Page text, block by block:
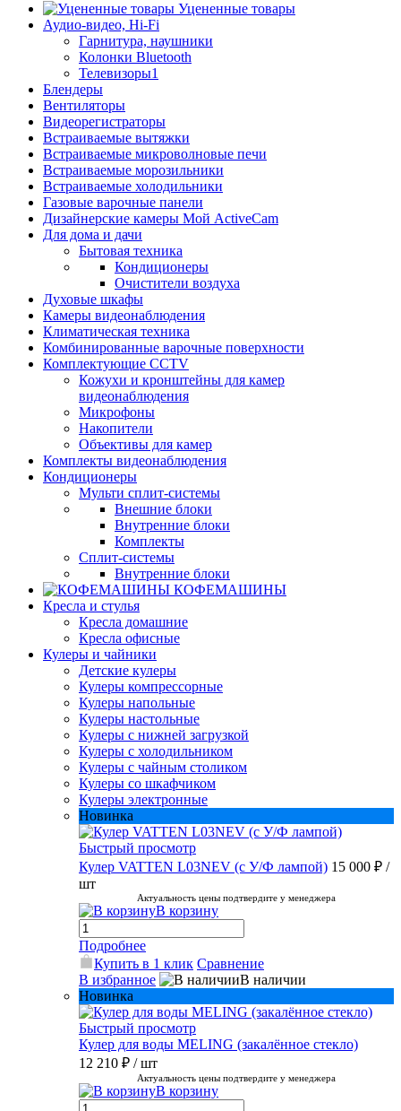
Уцененные товары
Аудио-видео, Hi-Fi
Гарнитура, наушники
Колонки Bluetooth
Телевизоры1
Блендеры
Вентиляторы
Видеорегистраторы
Встраиваемые вытяжки
Встраиваемые микроволновые печи
Встраиваемые морозильники
Встраиваемые холодильники
Газовые варочные панели
Дизайнерские камеры Мой ActiveCam
Для дома и дачи
Бытовая техника
Кондиционеры
Очистители воздуха
Духовые шкафы
Камеры видеонаблюдения
Климатическая техника
Комбинированные варочные поверхности
Комплектующие CCTV
Кожухи и кронштейны для камер
видеонаблюдения
Микрофоны
Накопители
Объективы для камер
Комплекты видеонаблюдения
Кондиционеры
Мульти сплит-системы
Внешние блоки
Внутренние блоки
Комплекты
Сплит-системы
Внутренние блоки
КОФЕМАШИНЫ
Кресла и стулья
Кресла домашние
Кресла офисные
Кулеры и чайники
Детские кулеры
Кулеры компрессорные
Кулеры напольные
Кулеры настольные
Кулеры с нижней загрузкой
Кулеры с холодильником
Кулеры с чайным столиком
Кулеры со шкафчиком
Кулеры электронные
Новинка
Быстрый просмотр
Кулер VATTEN L03NEV (с У/Ф лампой) 15 000 ₽ /
шт
Актуальность цены подтвердите у менеджера
В корзину
Подробнее
Купить в 1 клик Сравнение
В избранное
В наличии
Новинка
Быстрый просмотр
Кулер для воды MELING (закалённое стекло)
12 210 ₽ / шт
Актуальность цены подтвердите у менеджера
В корзину